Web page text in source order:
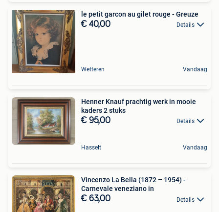
le petit garcon au gilet rouge - Greuze
€ 40,00 Details
Wetteren Vandaag
Henner Knauf prachtig werk in mooie
kaders 2 stuks
€ 95,00 Details
Hasselt Vandaag
Vincenzo La Bella (1872 – 1954) -
Carnevale veneziano in
€ 63,00 Details